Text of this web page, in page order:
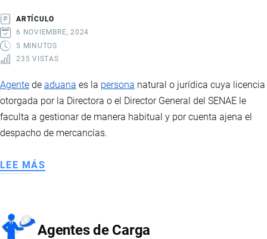
ARTÍCULO
6 NOVIEMBRE, 2024
5 MINUTOS
235 VISTAS
Agente de aduana es la persona natural o jurídica cuya licencia
otorgada por la Directora o el Director General del SENAE le
faculta a gestionar de manera habitual y por cuenta ajena el
despacho de mercancías.
LEE MÁS
Agentes de Carga